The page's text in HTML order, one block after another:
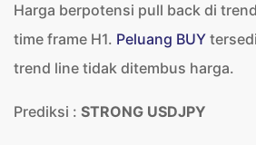
Harga berpotensi pull back di
time frame H1. Peluang BUY
trend line tidak ditembus harga.
Prediksi : STRONG USDJPY